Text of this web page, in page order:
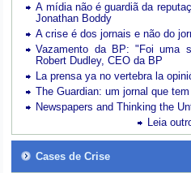
A mídia não é guardiã da
Jonathan Boddy
A crise é dos jornais e não do
Vazamento da BP: "Foi uma
Robert Dudley, CEO da BP
La prensa ya no vertebra la
The Guardian: um jornal que
Newspapers and Thinking the
Leia
Cases de Crise